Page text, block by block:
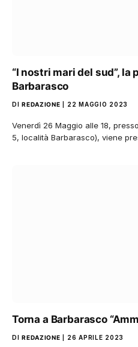
“I nostri mari del sud”, la
Barbarasco
DI REDAZIONE 22 MAGGIO 2023
Venerdì 26 Maggio alle 18,
5, località Barbarasco), viene
Torna a Barbarasco
DI REDAZIONE 26 APRILE 2023